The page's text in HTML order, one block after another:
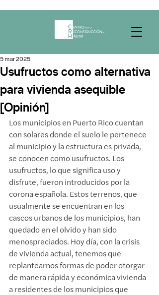
Usufructos como alternativa
para vivienda asequible
[Opinión]
5 mar 2025
Los municipios en Puerto Rico cuentan
con solares donde el suelo le pertenece
al municipio y la estructura es privada,
se conocen como usufructos. Los
usufructos, lo que significa uso y
disfrute, fueron introducidos por la
corona española. Estos terrenos, que
usualmente se encuentran en los
cascos urbanos de los municipios, han
quedado en el olvido y han sido
menospreciados. Hoy día, con la crisis
de vivienda actual, tenemos que
replantearnos formas de poder otorgar
de manera rápida y económica vivienda
a residentes de los municipios que